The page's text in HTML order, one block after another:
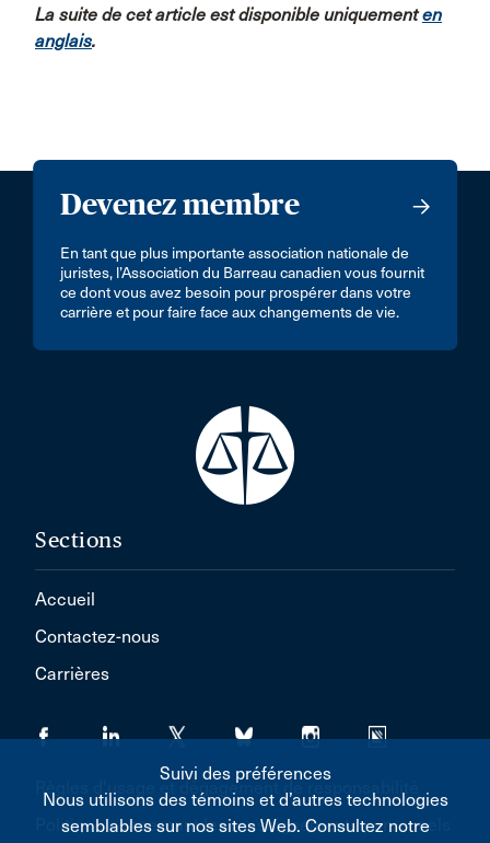
La suite de cet article est disponible uniquementen
anglais.
Devenez membre
En tant que plus importante association nationale de
juristes, l’Association du Barreau canadien vous fournit
ce dont vous avez besoin pour prospérer dans votre
carrière et pour faire face aux changements de vie.
Sections
Accueil
Contactez-nous
Carrières
Règles d'usage et dégagement de responsabilité
Politique concernant les renseignements personnels
Suivi des préférences
Nous utilisons des témoins et d’autres technologies
semblables sur nos sites Web. Consultez notre